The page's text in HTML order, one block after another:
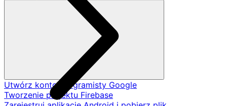
Utwórz konto programisty Google
Tworzenie projektu Firebase